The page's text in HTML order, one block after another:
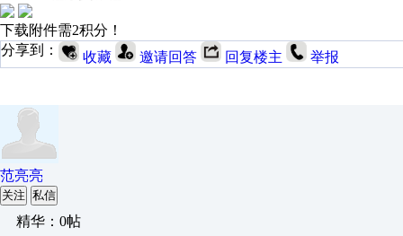
下载附件需2积分！
分享到：
收藏 邀请回答 回复楼主 举报
范亮亮
关注 私信
精华：0帖